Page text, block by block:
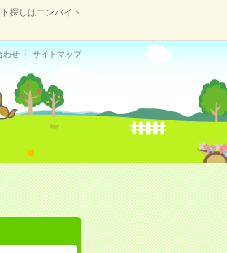
探しはエンバイト
わせ サイトマップ